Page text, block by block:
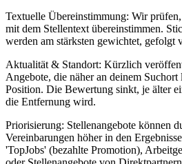
Textuelle Übereinstimmung: Wir
mit dem Stellentext übereinstimmen.
werden am stärksten gewichtet, gefolgt
Aktualität & Standort: Kürzlich
Angebote, die näher an deinem Suchort
Position. Die Bewertung sinkt, je älter
die Entfernung wird.
Priorisierung: Stellenangebote können
Vereinbarungen höher in den
'TopJobs' (bezahlte Promotion),